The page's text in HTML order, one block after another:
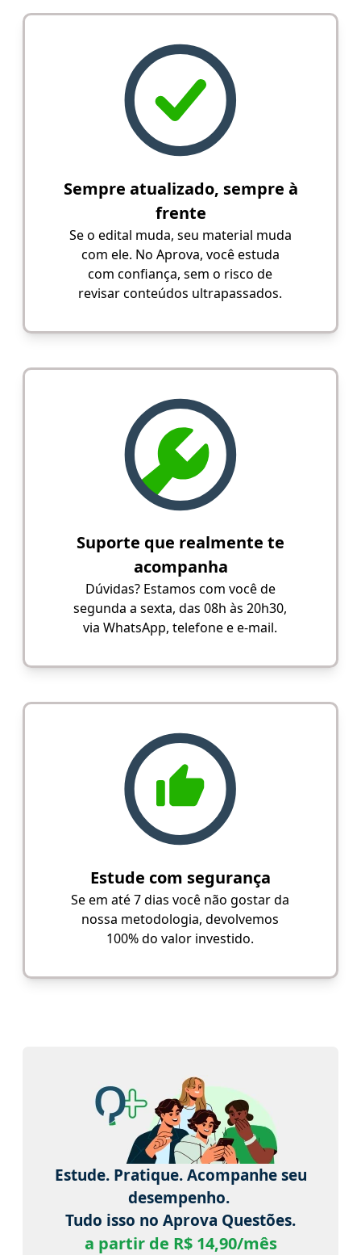
Sempre atualizado, sempre à
frente
Se o edital muda, seu material muda
com ele. No Aprova, você estuda
com confiança, sem o risco de
revisar conteúdos ultrapassados.
Suporte que realmente te
acompanha
Dúvidas? Estamos com você de
segunda a sexta, das 08h às 20h30,
via WhatsApp, telefone e e-mail.
Estude com segurança
Se em até 7 dias você não gostar da
nossa metodologia, devolvemos
100% do valor investido.
Estude. Pratique. Acompanhe seu
desempenho.
Tudo isso no Aprova Questões.
a partir de R$ 14,90/mês